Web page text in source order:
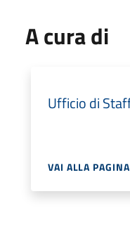
A cura di
Ufficio di
VAI ALLA PAGINA